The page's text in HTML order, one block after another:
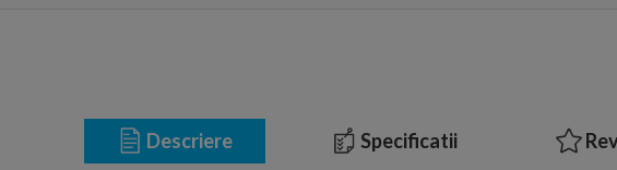
Descriere Specificatii